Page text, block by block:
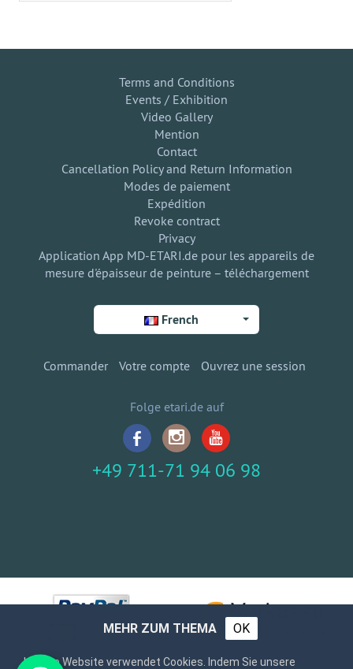
Terms and Conditions
Events / Exhibition
Video Gallery
Mention
Contact
Cancellation Policy and Return Information
Modes de paiement
Expédition
Revoke contract
Privacy
Application App MD-ETARI.de pour les appareils de
mesure d'épaisseur de peinture – téléchargement
French
Commander Votre compte Ouvrez une session
Folge etari.de auf
+49 711-71 94 06 98
MEHR ZUM THEMA OK
Unsere Website verwendet Cookies. Indem Sie unsere